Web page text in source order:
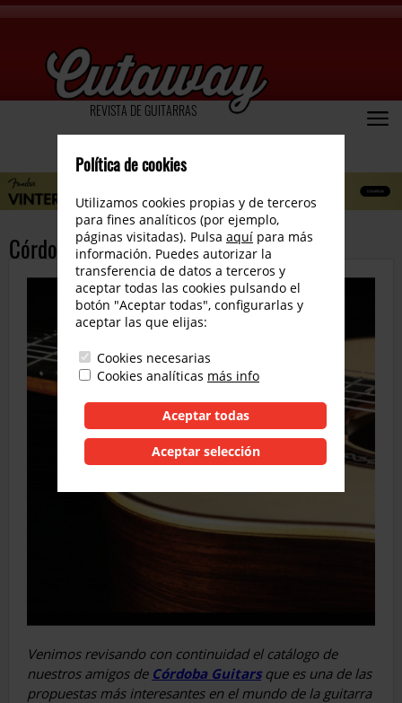
REVISTA DE GUITARRAS
Córdoba C-12 Review español
Venimos revisando con continuidad el catálogo de
nuestros amigos de Córdoba Guitarsque es una de las
propuestas más interesantes en el mundo de la guitarra
Política de cookies
Utilizamos cookies propias y de terceros
para fines analíticos (por ejemplo,
páginas visitadas). Pulsa aquí para más
información. Puedes autorizar la
transferencia de datos a terceros y
aceptar todas las cookies pulsando el
botón "Aceptar todas", configurarlas y
aceptar las que elijas:
Cookies necesarias
Cookies analíticas más info
Aceptar todas
Aceptar selección